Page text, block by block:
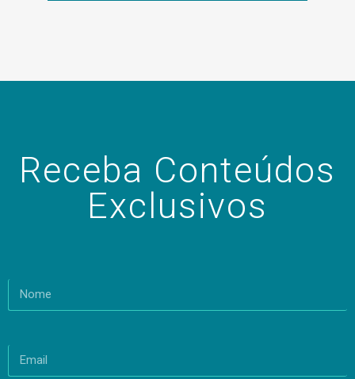
Receba Conteúdos
Exclusivos